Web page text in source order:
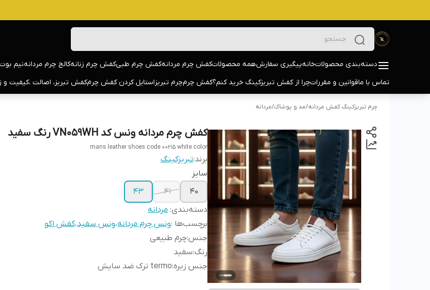
دسته‌بندی محصولاتخانهپیگیری سفارشهمه محصولاتکفش چرم مردانهکفش چرم طبیکفش چرم زنانهکالج چرم مردانهنیم
تماس با ماقوانین و مقرراتچرا از کفش تبریزکینگ خرید کنم؟کفش چرمچرم تبریزاستایل کردن کفش چرمکفش تبریز، اصالت ،کیفیت و
چرم تبریزکینگ کفش مردانه/مد و پوشاک/مردانه
کفش چرم مردانه ونس کد VN059WH رنگ سفید
mans leather shoes code 00215 white color
برند:تبریزکینگ
سایز
40
41
43
دسته‌بندی: مردانه
برچسب‌ها :ونس چرم مردانه،ونس سفید،کفش اکو
جنس:چرم طبیعی
رنگ:سفید
جنس زیره:termo ترک ضد سایش